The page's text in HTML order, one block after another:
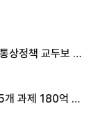
상정책 교두보 활
개 과제 180억 지